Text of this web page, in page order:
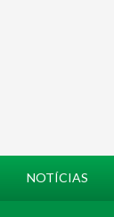
NOTÍCIAS